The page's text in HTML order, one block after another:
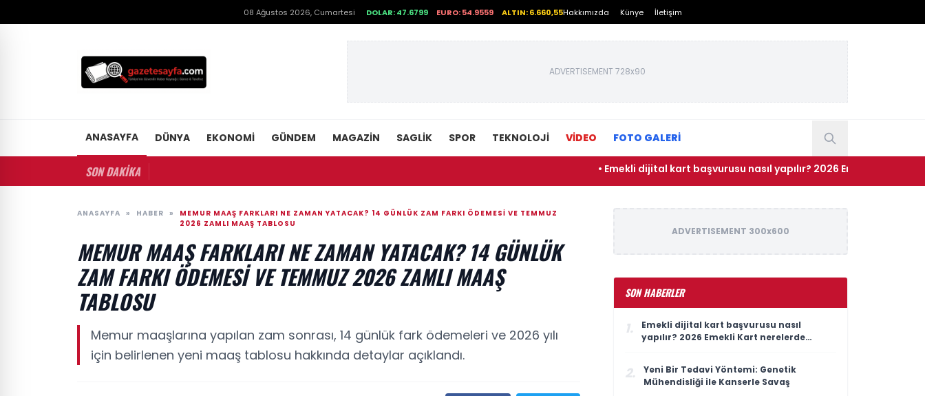
08 Ağustos 2026, Cumartesi DOLAR: 47.6799 EURO: 54.9559 ALTIN: 6.660,55Hakkımızda Künye İletişim
ADVERTISEMENT 728x90
ANASAYFA DÜNYA EKONOMI GÜNDEM MAGAZIN SAGLIK SPOR TEKNOLOJI VİDEO FOTO GALERİ
SON DAKİKA • Emekli dijital kart başvurusu nasıl yapılır? 2026 Emekli Kart nerelerde
ANASAYFA » HABER »
MEMUR MAAŞ FARKLARI NE ZAMAN YATACAK? 14 GÜNLÜK ZAM FARKI ÖDEMESI VE TEMMUZ
2026 ZAMLI MAAŞ TABLOSU
MEMUR MAAŞ FARKLARI NE ZAMAN YATACAK? 14 GÜNLÜK
ZAM FARKI ÖDEMESI VE TEMMUZ 2026 ZAMLI MAAŞ
TABLOSU
Memur maaşlarına yapılan zam sonrası, 14 günlük fark ödemeleri ve 2026 yılı
için belirlenen yeni maaş tablosu hakkında detaylar açıklandı.
ADVERTISEMENT 300x600
SON HABERLER
1.
Emekli dijital kart başvurusu nasıl
yapılır? 2026 Emekli Kart nerelerde
2.
Yeni Bir Tedavi Yöntemi: Genetik
Mühendisliği ile Kanserle Savaş